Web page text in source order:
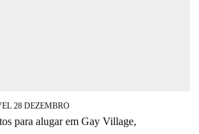
28 DEZEMBRO
para alugar em Gay Village,